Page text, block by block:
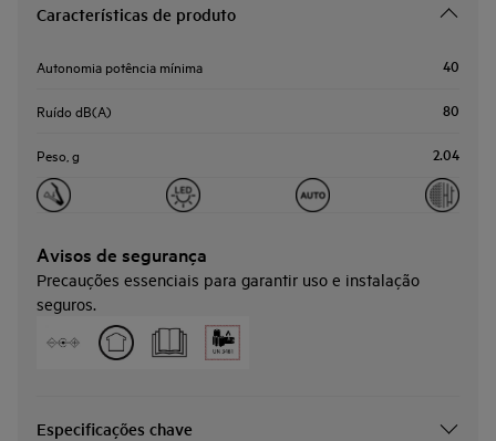
Características de produto
Autonomia potência mínima 40
Ruído dB(A) 80
Peso, g 2.04
Avisos de segurança
Precauções essenciais para garantir uso e instalação
seguros.
Especificações chave